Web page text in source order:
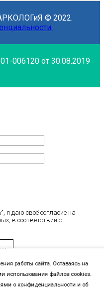
работы сайта. Оставаясь на
использования файлов cookies.
о конфиденциальности и об
© 2022.
006120 от 30.08.2019
я даю своё согласие на
в соответствии с